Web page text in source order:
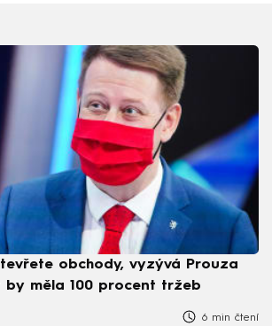
obchody, vyzývá Prouza
by měla 100 procent tržeb
6 min čtení